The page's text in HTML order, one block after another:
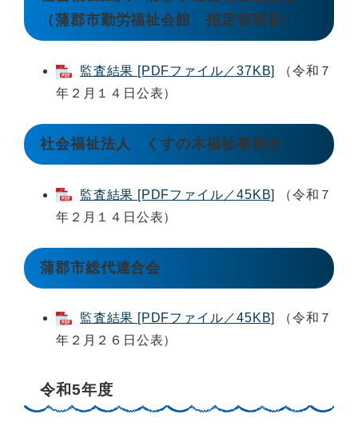
（蒲郡市勤労福祉会館 指定管理者）
監査結果 [PDFファイル／37KB]
（令和７
年２月１４日公表）
社会福祉法人 くすの木福祉事業会
監査結果 [PDFファイル／45KB]
（令和７
年２月１４日公表）
蒲郡市総代連合会
監査結果 [PDFファイル／45KB]
（令和７
年２月２６日公表）
令和5年度